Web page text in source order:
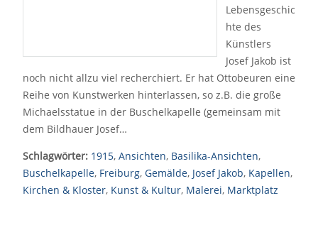
Lebensgeschic
hte des
Künstlers
Josef Jakob ist
noch nicht allzu viel recherchiert. Er hat Ottobeuren eine
Reihe von Kunstwerken hinterlassen, so z.B. die große
Michaelsstatue in der Buschelkapelle (gemeinsam mit
dem Bildhauer Josef…
Schlagwörter: 1915, Ansichten, Basilika-Ansichten,
Buschelkapelle, Freiburg, Gemälde, Josef Jakob, Kapellen,
Kirchen & Kloster, Kunst & Kultur, Malerei, Marktplatz